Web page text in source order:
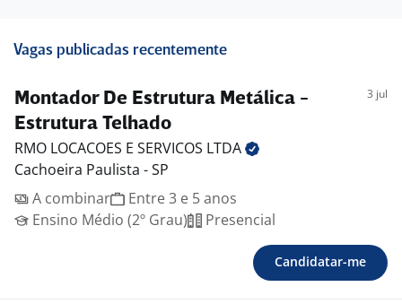
Vagas publicadas recentemente
Montador De Estrutura Metálica -
Estrutura Telhado
3 jul
RMO LOCACOES E SERVICOS LTDA
Cachoeira Paulista - SP
A combinar
Entre 3 e 5 anos
Ensino Médio (2º Grau)
Presencial
Candidatar-me